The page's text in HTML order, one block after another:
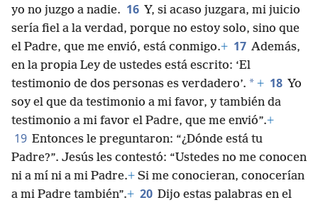
yo no juzgo a nadie. 16 Y, si acaso juzgara, mi juicio
sería fiel a la verdad, porque no estoy solo, sino que
el Padre, que me envió, está conmigo.+ 17 Además,
en la propia Ley de ustedes está escrito: ‘El
testimonio de dos personas es verdadero’. * + 18 Yo
soy el que da testimonio a mi favor, y también da
testimonio a mi favor el Padre, que me envió”.+
19 Entonces le preguntaron: “¿Dónde está tu
Padre?”. Jesús les contestó: “Ustedes no me conocen
ni a mí ni a mi Padre.+ Si me conocieran, conocerían
a mi Padre también”.+ 20 Dijo estas palabras en el